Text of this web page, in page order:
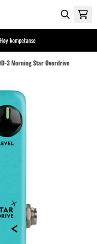
kompetanse
3 Morning Star Overdrive